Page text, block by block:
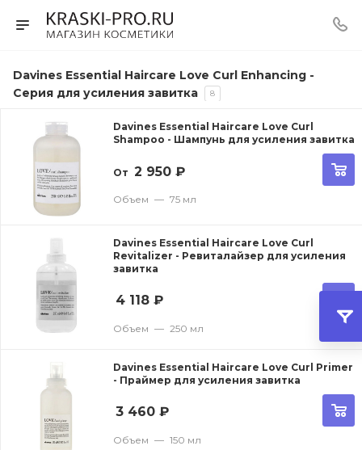
Davines Essential Haircare Love Curl Enhancing -
Серия для усиления завитка
8
Davines Essential Haircare Love Curl
Shampoo - Шампунь для усиления завитка
От 2 950 ₽
Объем — 75 мл
Davines Essential Haircare Love Curl
Revitalizer - Ревиталайзер для усиления
завитка
4 118 ₽
Объем — 250 мл
Davines Essential Haircare Love Curl Primer
- Праймер для усиления завитка
3 460 ₽
Объем — 150 мл